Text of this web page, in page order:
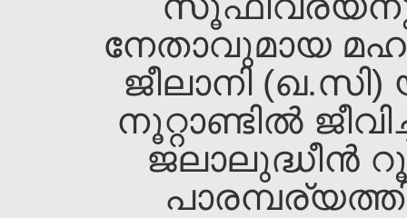
നേതാവുമായ
ജീലാനി
നൂറ്റാണ്ടില്‍
ജലാലുദ്ധീന്‍